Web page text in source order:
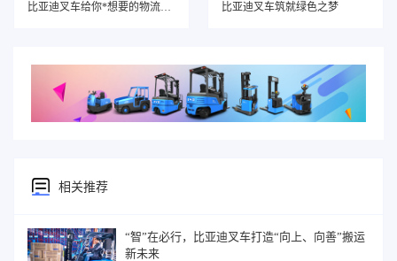
比亚迪叉车给你*想要的物流搬运解决方案
比亚迪叉车筑就绿色之梦
相关推荐
“智”在必行，比亚迪叉车打造“向上、向善”搬运
新未来